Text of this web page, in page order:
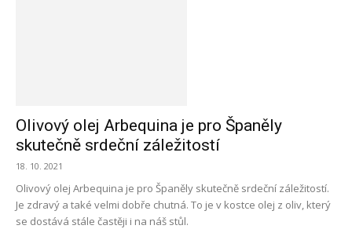
Olivový olej Arbequina je pro Španěly
skutečně srdeční záležitostí
18. 10. 2021
Olivový olej Arbequina je pro Španěly skutečně srdeční záležitostí.
Je zdravý a také velmi dobře chutná. To je v kostce olej z oliv, který
se dostává stále častěji i na náš stůl.